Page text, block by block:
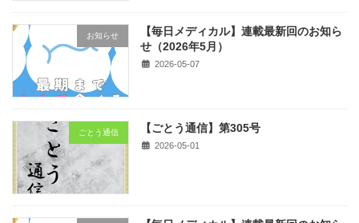
お知らせ
【毎日メディカル】連載最新回のお知ら
せ（2026年5月）
2026-05-07
ごとう通信 【ごとう通信】第305号
2026-05-01